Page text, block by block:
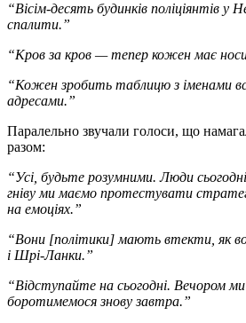
“Вісім-десять будинків поліціянтів у
спалити.”
“Кров за кров — тепер кожен має
“Кожен зробить таблицю з іменами
адресами.”
Паралельно звучали голоси, що
разом:
“Усі, будьте розумними. Люди
гніву ми маємо протестувати
на емоціях.”
“Вони [політики] мають втекти, як
і Шрі-Ланки.”
“Відступайте на сьогодні. Вечором ми
боротимемося знову завтра.”